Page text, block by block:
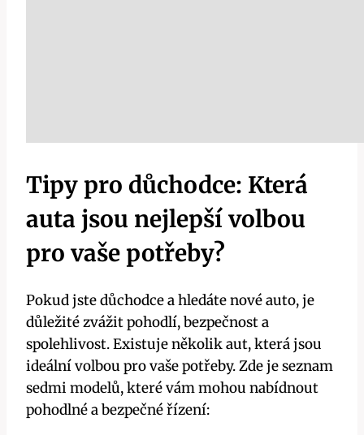
Tipy pro důchodce: Která
auta jsou nejlepší volbou
pro vaše potřeby?
Pokud jste důchodce a hledáte nové auto, je
důležité zvážit pohodlí, bezpečnost a
spolehlivost. Existuje několik aut, která jsou
ideální volbou pro vaše potřeby. Zde je seznam
sedmi modelů, které vám mohou nabídnout
pohodlné a bezpečné řízení: